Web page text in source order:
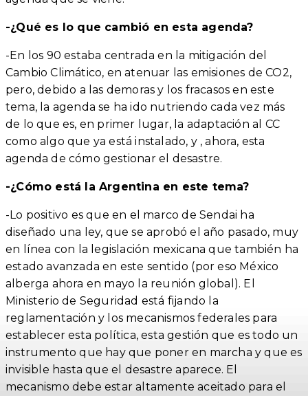
-¿Qué es lo que cambió en esta agenda?
-En los 90 estaba centrada en la mitigación del
Cambio Climático, en atenuar las emisiones de CO2,
pero, debido a las demoras y los fracasos en este
tema, la agenda se ha ido nutriendo cada vez más
de lo que es, en primer lugar, la adaptación al CC
como algo que ya está instalado, y , ahora, esta
agenda de cómo gestionar el desastre.
-¿Cómo está la Argentina en este tema?
-Lo positivo es que en el marco de Sendai ha
diseñado una ley, que se aprobó el año pasado, muy
en línea con la legislación mexicana que también ha
estado avanzada en este sentido (por eso México
alberga ahora en mayo la reunión global). El
Ministerio de Seguridad está fijando la
reglamentación y los mecanismos federales para
establecer esta política, esta gestión que es todo un
instrumento que hay que poner en marcha y que es
invisible hasta que el desastre aparece. El
mecanismo debe estar altamente aceitado para el